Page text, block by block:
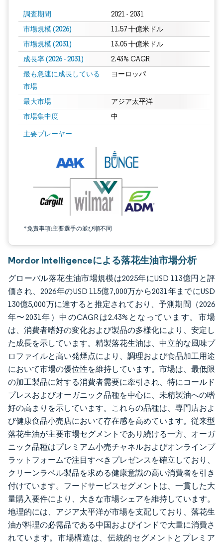
調査期間 2021 - 2031
市場規模 (2026) 11.57 十億米ドル
市場規模 (2031) 13.05 十億米ドル
成長率 (2026 - 2031) 2.43% CAGR
最も急速に成長している
市場
ヨーロッパ
最大市場 アジア太平洋
市場集中度 中
主要プレーヤー
*免責事項:主要選手の並び順不同
画像 © Mordor Intelligence。再利用にはCC BY 4.0の表示が必要です。
Mordor Intelligenceによる落花生油市場分析
グローバル落花生油市場規模は2025年にUSD 113億円と評
価され、2026年のUSD 115億7,000万から2031年までにUSD
130億5,000万に達すると推定されており、予測期間（2026
年〜2031年）中のCAGRは2.43%となっています。市場
は、消費者嗜好の変化および製品の多様化により、安定し
た成長を示しています。精製落花生油は、中立的な風味プ
ロファイルと高い発煙点により、調理および食品加工用途
において市場の優位性を維持しています。市場は、最低限
の加工製品に対する消費者需要に牽引され、特にコールド
プレスおよびオーガニック品種を中心に、未精製油への嗜
好の高まりを示しています。これらの品種は、専門店およ
び健康食品小売店において存在感を高めています。従来型
落花生油が主要市場セグメントであり続ける一方、オーガ
ニック品種はプレミアム小売チャネルおよびオンラインプ
ラットフォームで注目すべきプレゼンスを確立しており、
クリーンラベル製品を求める健康意識の高い消費者を引き
付けています。フードサービスセグメントは、一貫した大
量購入要件により、大きな市場シェアを維持しています。
地理的には、アジア太平洋が市場を支配しており、落花生
油が料理の必需品である中国およびインドで大量に消費さ
れています。市場構造は、伝統的セグメントとプレミア